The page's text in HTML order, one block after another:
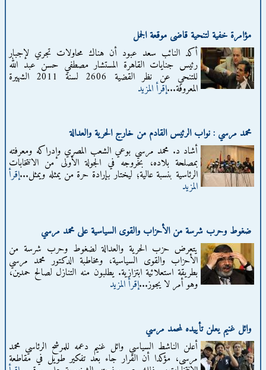
مؤامرة خفية لتنحية قاضى موقعة الجمل
أكد النائب سعد عبود أن هناك محاولات تجري لإجبار
رئيس جنايات القاهرة المستشار مصطفي حسن عبد الله
للتنحي عن نظر القضية 2606 لسنة 2011 الشهيرة
المعروفة...إقرأ المزيد
محمد مرسي : نواب الرئيس القادم من خارج الحرية والعدالة
أشاد د. محمد مرسي بوعي الشعب المصري وإدراكه ومعرفته
بمصلحة بلاده، بخروجه في الجولة الأولى من الانتخابات
الرئاسية بنسبة عالية؛ ليختار بإرادة حرة من يمثله ويمثل...إقرأ
المزيد
ضغوط وحرب شرسة من الأحزاب والقوى السياسية على محمد مرسي
يتعرض حزب الحرية والعدالة لضغوط وحرب شرسة من
الأحزاب والقوى السياسية، ومخاطبة الدكتور محمد مرسي
بطريقة استعلائية ابتزازية. يطلبون منه التنازل لصالح حمدين،
وهو أمر لا يجوز...إقرأ المزيد
وائل غنيم يعلن تأييده لمحمد مرسي
أعلن الناشط السياسي وائل غنيم دعمه للمرشح الرئاسي محمد
مرسى، مؤكدا أن القرار جاء بعد تفكير طويل في مقاطعة